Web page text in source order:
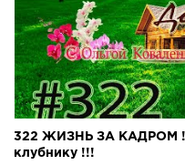
322 ЖИЗНЬ ЗА КАДРОМ !
клубнику !!!